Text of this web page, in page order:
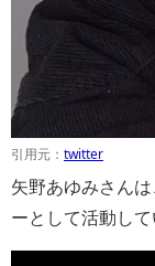
引用元： twitter
矢野あゆみさん
ーとして活動して